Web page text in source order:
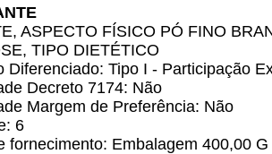
ASPECTO FÍSICO PÓ FINO
TIPO DIETÉTICO
Diferenciado: Tipo I - Participação
Decreto 7174: Não
Margem de Preferência: Não
6
fornecimento: Embalagem 400,00 G